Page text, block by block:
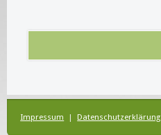
Impressum |Datenschutzerklärung